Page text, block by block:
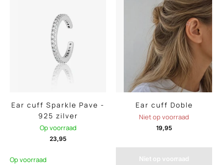
Ear cuff Sparkle Pave -
925 zilver
Op voorraad
23,95
Op voorraad
Ear cuff Doble
Niet op voorraad
19,95
Niet op voorraad